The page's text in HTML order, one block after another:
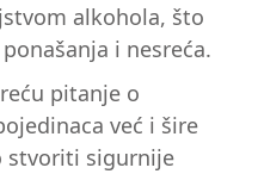
alkohola, što
i nesreća.
pitanje o
već i šire
stvoriti sigurnije